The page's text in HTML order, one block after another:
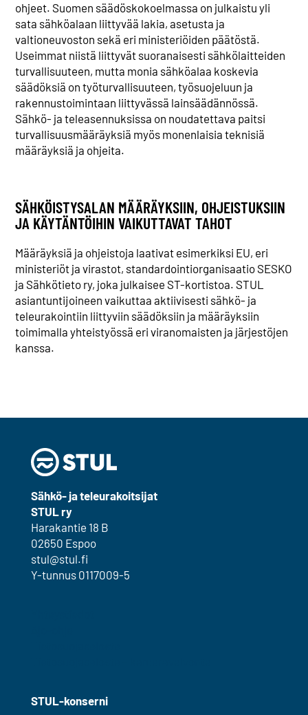
ohjeet. Suomen säädöskokoelmassa on julkaistu yli
sata sähköalaan liittyvää lakia, asetusta ja
valtioneuvoston sekä eri ministeriöiden päätöstä.
Useimmat niistä liittyvät suoranaisesti sähkölaitteiden
turvallisuuteen, mutta monia sähköalaa koskevia
säädöksiä on työturvallisuuteen, työsuojeluun ja
rakennustoimintaan liittyvässä lainsäädännössä.
Sähkö- ja teleasennuksissa on noudatettava paitsi
turvallisuusmääräyksiä myös monenlaisia teknisiä
määräyksiä ja ohjeita.
SÄHKÖISTYSALAN MÄÄRÄYKSIIN, OHJEISTUKSIIN
JA KÄYTÄNTÖIHIN VAIKUTTAVAT TAHOT
Määräyksiä ja ohjeistoja laativat esimerkiksi EU, eri
ministeriöt ja virastot, standardointiorganisaatio SESKO
ja Sähkötieto ry, joka julkaisee ST-kortistoa. STUL
asiantuntijoineen vaikuttaa aktiivisesti sähkö- ja
teleurakointiin liittyviin säädöksiin ja määräyksiin
toimimalla yhteistyössä eri viranomaisten ja järjestöjen
kanssa.
Sähkö- ja teleurakoitsijat
STUL ry
Harakantie 18 B
02650 Espoo
stul@stul.fi
Y-tunnus 0117009-5
STUL-konserni